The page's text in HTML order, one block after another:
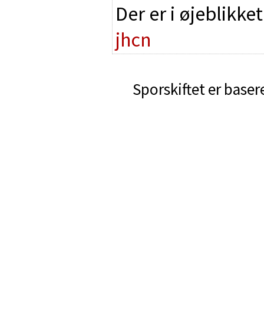
Der er i
jhcn
Sporskiftet er